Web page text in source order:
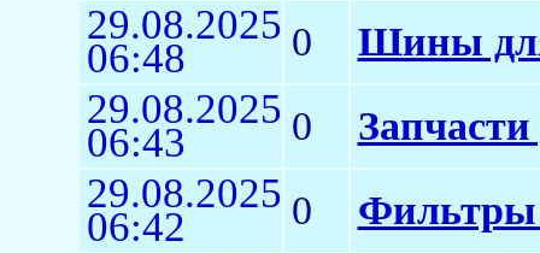
29.08.2025
06:48 0 Шины
29.08.2025
06:43 0
29.08.2025
06:42 0 Фильтры